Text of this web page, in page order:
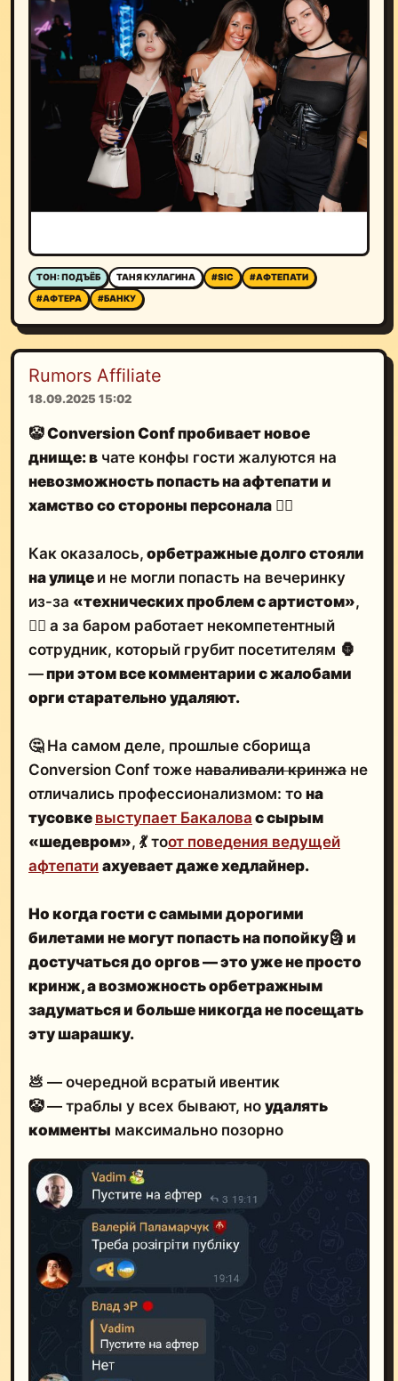
ТОН: ПОДЪЁБ ТАНЯ КУЛАГИНА #SIC
#АФТЕПАТИ
#АФТЕРА
#БАНКУ
Rumors Affiliate
🤡 Conversion Conf пробивает новое
чате конфы гости жалуются на
невозможность попасть на афтепати и
хамство со стороны персонала
🤦‍♂️
Как оказалось,
орбетражные долго стояли
и не могли попасть на вечеринку
из-за
«технических проблем с артистом»
🤷‍♂️ а за баром работает некомпетентный
сотрудник, который грубит посетителям 🦍
при этом все комментарии с жалобами
орги старательно удаляют.
🤔 На самом деле, прошлые сборища
Conversion Conf тоже
наваливали кринжа
отличались профессионализмом: то
выступает Бакалова
«шедевром»
, 💃 то
от поведения ведущей
афтепати
ахуевает даже хедлайнер.
Но когда
билетами не могут попасть на попойку 🗿
достучаться до оргов — это уже не просто
кринж, а
возможность орбетражным
задуматься
и больше никогда не посещать
эту шарашку.
💩 — очередной всратый ивентик
🤡 — траблы у всех бывают, но
комменты
максимально позорно